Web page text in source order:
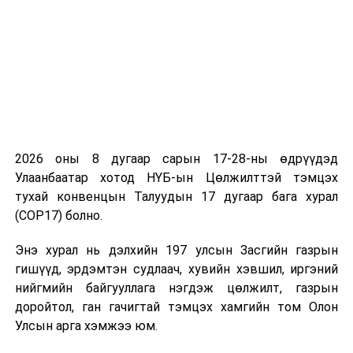
Ж.Дамдинцэрэн: Соёл, урлагийн салбарыг
менежментийн эргэлтэд оруулах хэрэгтэй
2026 оны 8 дугаар сарын 17-28-ны өдрүүдэд
Улаанбаатар хотод НҮБ-ын Цөлжилттэй тэмцэх
тухай конвенцын Талуудын 17 дугаар бага хурал
(COP17) болно.
Энэ хурал нь дэлхийн 197 улсын Засгийн газрын
гишүүд, эрдэмтэн судлаач, хувийн хэвшил, иргэний
нийгмийн байгууллага нэгдэж цөлжилт, газрын
доройтол, ган гачигтай тэмцэх хамгийн том Олон
Улсын арга хэмжээ юм.